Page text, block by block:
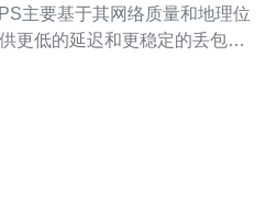
主要基于其网络质量和地理位
更低的延迟和更稳定的丢包
部分欧美节点都有较好表